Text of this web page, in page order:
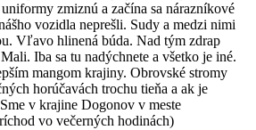
zmiznú a začína sa nárazníkové
vozidla neprešli. Sudy a medzi nimi
Vľavo hlinená búda. Nad tým zdrap
Iba sa tu nadýchnete a všetko je iné.
mangom krajiny. Obrovské stromy
horúčavách trochu tieňa a ak je
v krajine Dogonov v meste
vo večerných hodinách)